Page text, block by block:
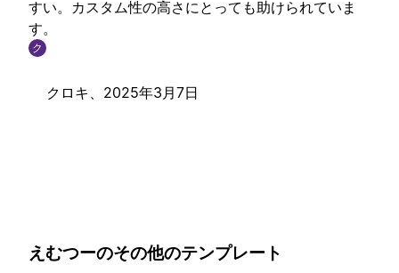
すい。カスタム性の高さにとっても助けられていま
す。
ク
クロキ、 2025年3月7日
えむつーのその他のテンプレート